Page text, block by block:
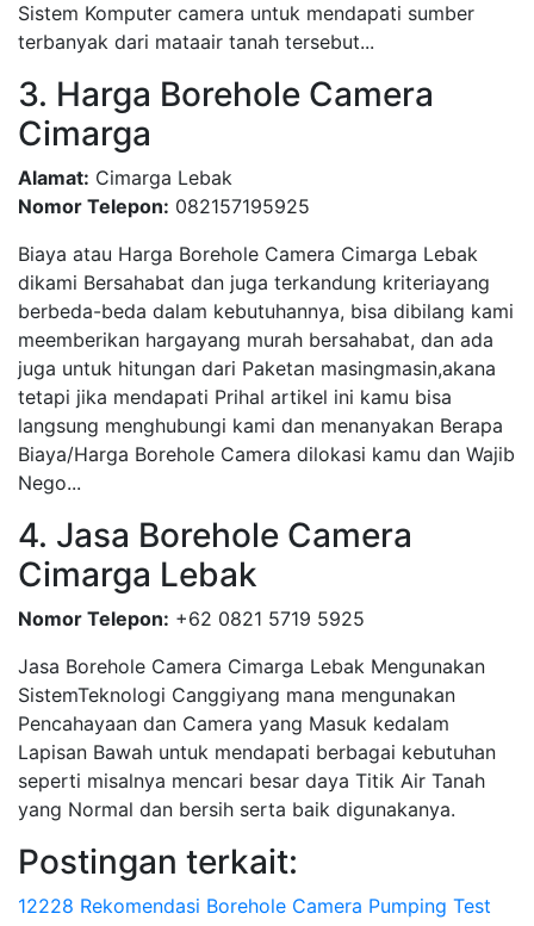
Sistem Komputer camera untuk mendapati sumber
terbanyak dari mataair tanah tersebut...
3. Harga Borehole Camera
Cimarga
Alamat: Cimarga Lebak
Nomor Telepon: 082157195925
Biaya atau Harga Borehole Camera Cimarga Lebak
dikami Bersahabat dan juga terkandung kriteriayang
berbeda-beda dalam kebutuhannya, bisa dibilang kami
meemberikan hargayang murah bersahabat, dan ada
juga untuk hitungan dari Paketan masingmasin,akana
tetapi jika mendapati Prihal artikel ini kamu bisa
langsung menghubungi kami dan menanyakan Berapa
Biaya/Harga Borehole Camera dilokasi kamu dan Wajib
Nego...
4. Jasa Borehole Camera
Cimarga Lebak
Nomor Telepon: +62 0821 5719 5925
Jasa Borehole Camera Cimarga Lebak Mengunakan
SistemTeknologi Canggiyang mana mengunakan
Pencahayaan dan Camera yang Masuk kedalam
Lapisan Bawah untuk mendapati berbagai kebutuhan
seperti misalnya mencari besar daya Titik Air Tanah
yang Normal dan bersih serta baik digunakanya.
Postingan terkait:
12228 Rekomendasi Borehole Camera Pumping Test